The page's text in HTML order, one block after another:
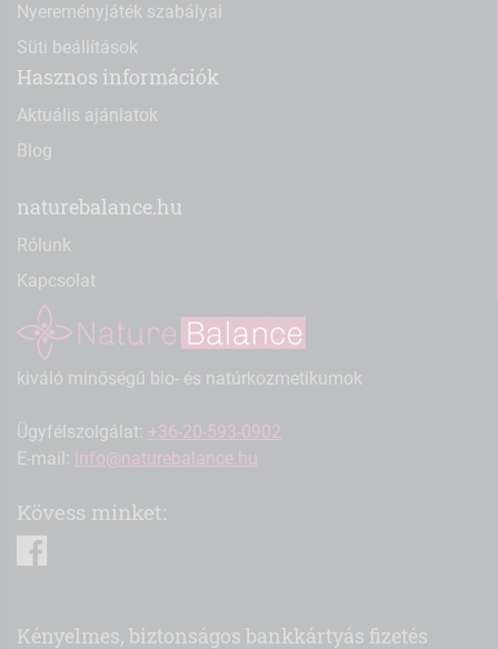
Nyereményjáték szabályai
Süti beállítások
Hasznos információk
Aktuális ajánlatok
Blog
naturebalance.hu
Rólunk
Kapcsolat
kiváló minőségű bio- és natúrkozmetikumok
Ügyfélszolgálat: +36-20-593-0902
E-mail: info@naturebalance.hu
Kövess minket:
Kényelmes, biztonságos bankkártyás fizetés